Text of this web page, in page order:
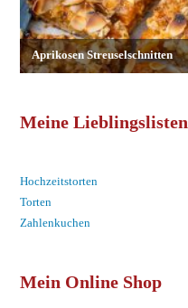
Meine Lieblingslisten
Hochzeitstorten
Torten
Zahlenkuchen
Mein Online Shop